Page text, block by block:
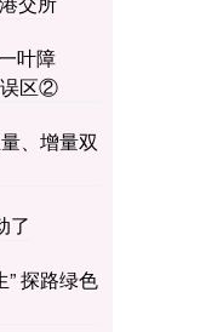
叶障
误区②
、增量双
了
” 探路绿色